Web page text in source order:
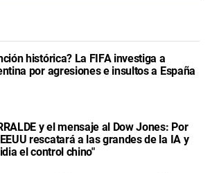
histórica? La FIFA investiga a
por agresiones e insultos a España
y el mensaje al Dow Jones: Por
rescatará a las grandes de la IA y
el control chino"